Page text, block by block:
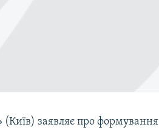
(Київ) заявляє про формування